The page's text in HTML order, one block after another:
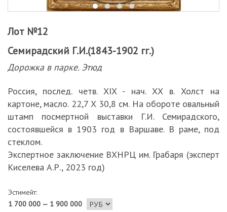
Лот №12
Семирадский Г.И.(1843-1902 гг.)
Дорожка в парке. Этюд
Россия, послед. четв. XIX - нач. ХХ в. Холст на
картоне, масло. 22,7 Х 30,8 см. На обороте овальный
штамп посмертной выставки Г.И. Семирадского,
состоявшейся в 1903 год в Варшаве. В раме, под
стеклом.
Экспертное заключение ВХНРЦ им. Грабаря (эксперт
Киселева А.Р., 2023 год)
Эстимейт:
1 700 000 — 1 900 000